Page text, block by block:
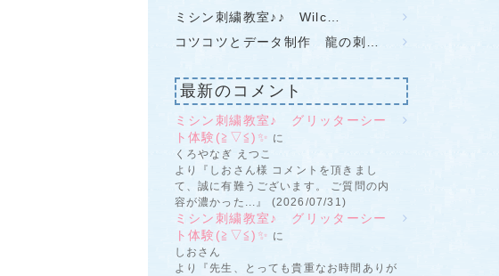
ミシン刺繍教室♪♪ Wilc…
コツコツとデータ制作 龍の刺…
最新のコメント
ミシン刺繍教室♪ グリッターシー
ト体験(≧▽≦)✨ に
くろやなぎ えつこ
より『しおさん様 コメントを頂きまし
て、誠に有難うございます。 ご質問の内
容が濃かった...』 (2026/07/31)
ミシン刺繍教室♪ グリッターシー
ト体験(≧▽≦)✨ に
しおさん
より『先生、とっても貴重なお時間ありが